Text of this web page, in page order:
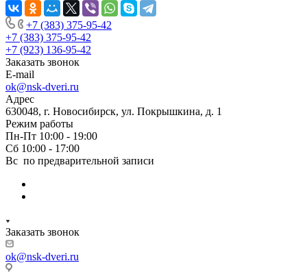
+7 (383) 375-95-42
+7 (383) 375-95-42
+7 (923) 136-95-42
Заказать звонок
E-mail
ok@nsk-dveri.ru
Адрес
630048, г. Новосибирск, ул. Покрышкина, д. 1
Режим работы
Пн-Пт 10:00 - 19:00
Сб 10:00 - 17:00
Вс по предварительной записи
Заказать звонок
ok@nsk-dveri.ru